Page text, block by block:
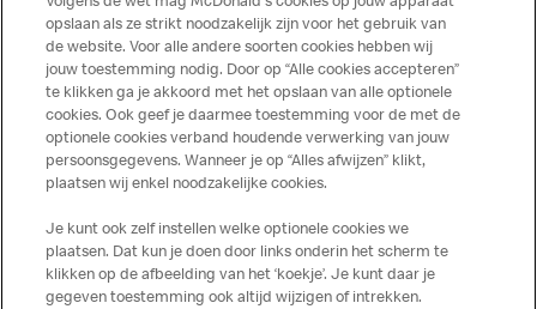
Bezoek Restaurant pagina
Over ons
Services
Contact
opslaan als ze strikt noodzakelijk zijn voor het gebruik van
de website. Voor alle andere soorten cookies hebben wij
jouw toestemming nodig. Door op “Alle cookies accepteren”
te klikken ga je akkoord met het opslaan van alle optionele
cookies. Ook geef je daarmee toestemming voor de met de
optionele cookies verband houdende verwerking van jouw
persoonsgegevens. Wanneer je op “Alles afwijzen” klikt,
plaatsen wij enkel noodzakelijke cookies.
Je kunt ook zelf instellen welke optionele cookies we
plaatsen. Dat kun je doen door links onderin het scherm te
klikken op de afbeelding van het ‘koekje’. Je kunt daar je
gegeven toestemming ook altijd wijzigen of intrekken.